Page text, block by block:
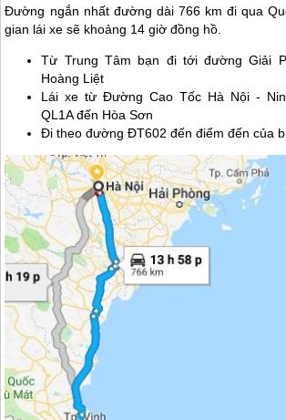
Đường ngắn nhất đường dài 766 km đi qua
gian lái xe sẽ khoảng 14 giờ đồng hồ.
Từ Trung Tâm bạn đi tới đường Giải
Hoàng Liệt
Lái xe từ Đường Cao Tốc Hà Nội -
QL1A đến Hòa Sơn
Đi theo đường ĐT602 đến điểm đến của